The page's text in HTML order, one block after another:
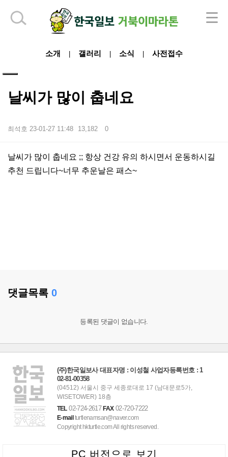
소개 갤러리 소식 사전접수
날씨가 많이 춥네요
최석호 23-01-27 11:48 13,182 0
본문
날씨가 많이 춥네요 ;; 항상 건강 유의 하시면서 운동하시길
추천 드립니다~너무 추운날은 패스~
댓글목록 0
등록된 댓글이 없습니다.
하단 영역
(주)한국일보사 대표자명 : 이성철 사업자등록번호 : 1
02-81-00358
(04512) 서울시 중구 세종로대로 17 (남대문로5가,
WISETOWER) 18층
TEL02-724-2617FAX02-720-7222
E-mailturtlenamsan@naver.com
Copyright hkturtle.com All rights reserved.
PC 버전으로 보기